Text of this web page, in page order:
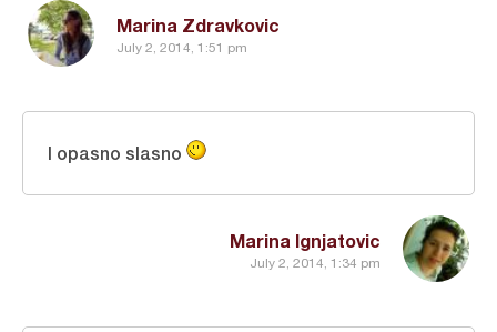
Marina Zdravkovic
July 2, 2014, 1:51 pm
Marina Ignjatovic
July 2, 2014, 1:34 pm
I opasno slasno